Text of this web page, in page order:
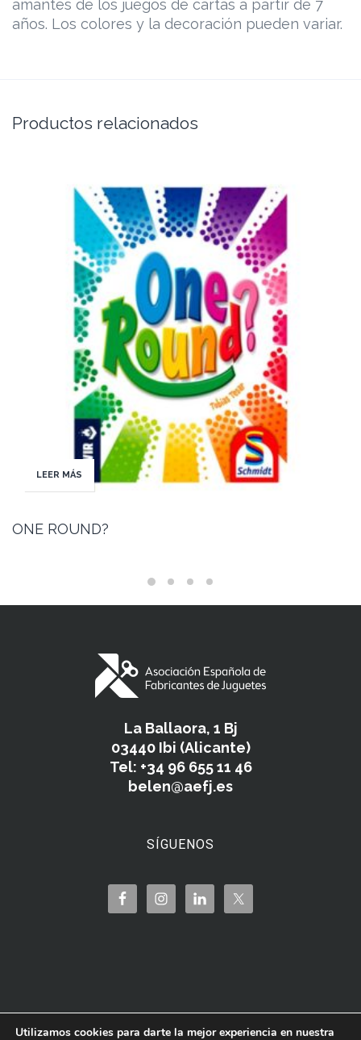
amantes de los juegos de cartas a partir de 7
años. Los colores y la decoración pueden variar.
Productos relacionados
LEER MÁS
ONE ROUND?
La Ballaora, 1 Bj
03440 Ibi (Alicante)
Tel: +34 96 655 11 46
belen@aefj.es
SÍGUENOS
Utilizamos cookies para darte la mejor experiencia en nuestra